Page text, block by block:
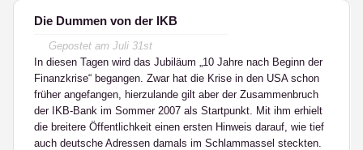
Die Dummen von der IKB
Gepostet am Juli 31st
In diesen Tagen wird das Jubiläum „10 Jahre nach Beginn der
Finanzkrise“ begangen. Zwar hat die Krise in den USA schon
früher angefangen, hierzulande gilt aber der Zusammenbruch
der IKB-Bank im Sommer 2007 als Startpunkt. Mit ihm erhielt
die breitere Öffentlichkeit einen ersten Hinweis darauf, wie tief
auch deutsche Adressen damals im Schlammassel steckten.